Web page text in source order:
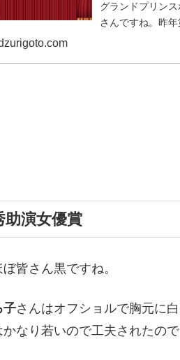
グランドプリン
さんですね。
助演女優賞
皆さん黒ですね。
子さんはオフショルで胸元に
なり若いので工夫されたので